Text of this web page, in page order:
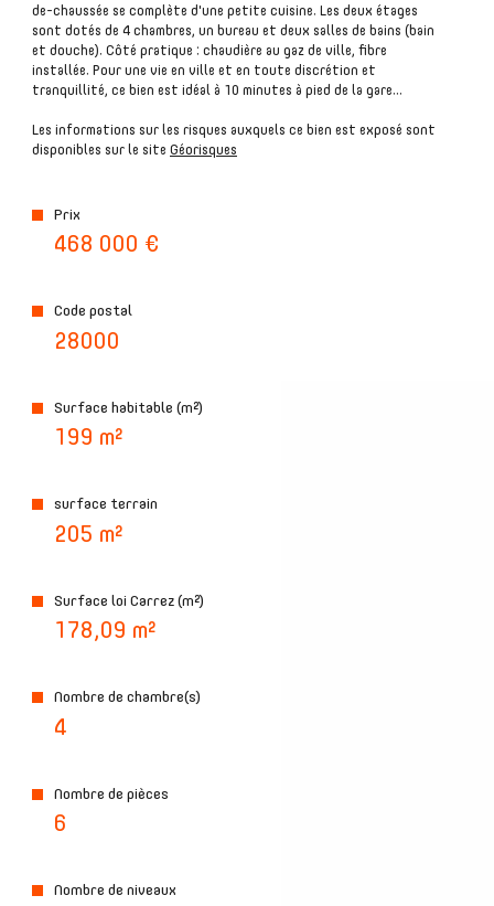
la
copropriété
plus d'informations sur
énergétique
de-chaussée se complète d'une petite cuisine. Les deux étages
sont dotés de 4 chambres, un bureau et deux salles de bains (bain
et douche). Côté pratique : chaudière au gaz de ville, fibre
installée. Pour une vie en ville et en toute discrétion et
tranquillité, ce bien est idéal à 10 minutes à pied de la gare...
Les informations sur les risques auxquels ce bien est exposé sont
disponibles sur le site Géorisques
Prix
468 000 €
Code postal
28000
Surface habitable (m²)
199 m²
surface terrain
205 m²
Surface loi Carrez (m²)
178,09 m²
Nombre de chambre(s)
4
Nombre de pièces
6
Nombre de niveaux